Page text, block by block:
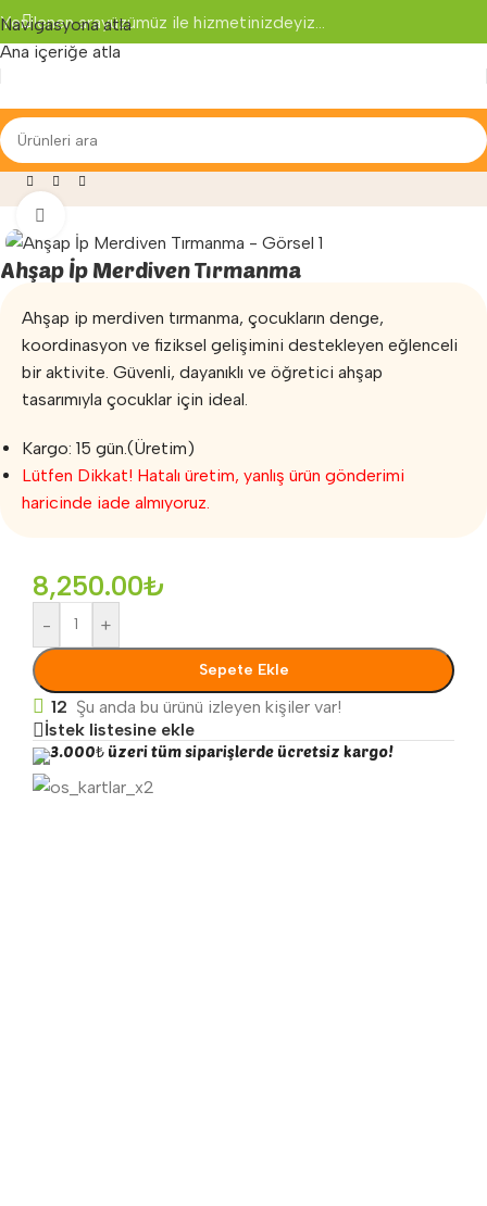
Navigasyona atla
Ana içeriğe atla
Yenilenen arayüzümüz ile hizmetinizdeyiz...
» Bahçe Oyuncakları
Ahşap İp Merdiven Tırmanma
Ahşap ip merdiven tırmanma, çocukların denge,
koordinasyon ve fiziksel gelişimini destekleyen eğlenceli
bir aktivite. Güvenli, dayanıklı ve öğretici ahşap
tasarımıyla çocuklar için ideal.
Kargo: 15 gün.(Üretim)
Lütfen Dikkat! Hatalı üretim, yanlış ürün gönderimi
haricinde iade almıyoruz.
8,250.00₺
- +
Sepete Ekle
12 Şu anda bu ürünü izleyen kişiler var!
İstek listesine ekle
3.000₺ üzeri tüm siparişlerde ücretsiz kargo!